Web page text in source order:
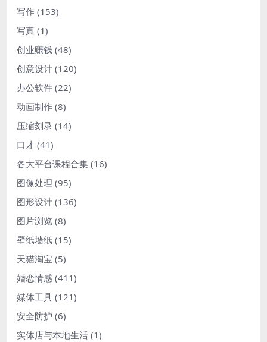
写作 (153)
写真 (1)
创业赚钱 (48)
创意设计 (120)
办公软件 (22)
动画制作 (8)
压缩刻录 (14)
口才 (41)
各大平台课程合集 (16)
图像处理 (95)
图形设计 (136)
图片浏览 (8)
壁纸墙纸 (15)
天猫淘宝 (5)
婚恋情感 (411)
媒体工具 (121)
安全防护 (6)
实体店与本地生活 (1)